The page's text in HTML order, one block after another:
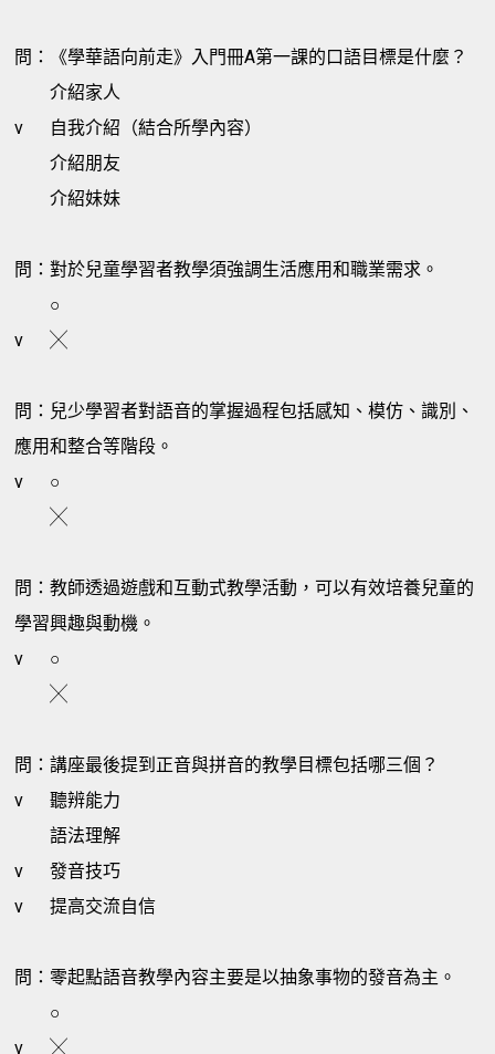
問：《學華語向前走》入門冊A第一課的口語目標是什麼？
介紹家人
v
自我介紹（結合所學內容）
介紹朋友
介紹妹妹
問：對於兒童學習者教學須強調生活應用和職業需求。
○
v
╳
問：兒少學習者對語音的掌握過程包括感知、模仿、識別、
應用和整合等階段。
v
○
╳
問：教師透過遊戲和互動式教學活動，可以有效培養兒童的
學習興趣與動機。
v
○
╳
問：講座最後提到正音與拼音的教學目標包括哪三個？
v
聽辨能力
語法理解
v
發音技巧
v
提高交流自信
問：零起點語音教學內容主要是以抽象事物的發音為主。
○
v
╳